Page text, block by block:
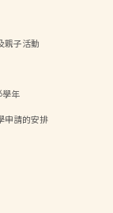
親子活動
學年
申請的安排